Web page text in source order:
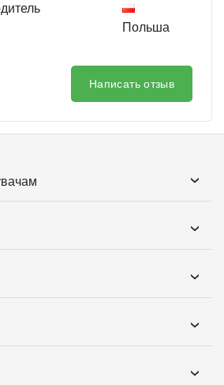
Польша
Написать отзыв